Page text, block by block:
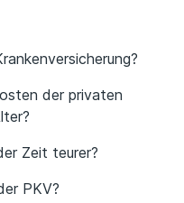
der privaten
Zeit teurer?
PKV?